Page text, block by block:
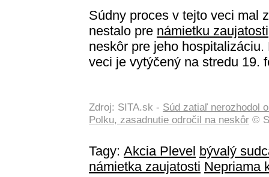
Súdny proces v tejto veci mal
nestalo pre námietku zaujatosti
neskôr pre jeho
veci je vytýčený na stredu 19.
Zdroj: SITA.sk - Súd zatiaľ nerozhodol
Polku, zasadnutie odročil na neskôr ©
Tagy: Akcia Plevel bývalý
námietka zaujatosti Nepriama